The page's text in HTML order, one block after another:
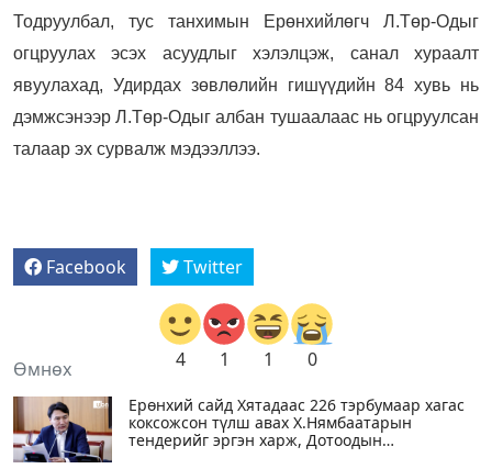
Тодруулбал, тус танхимын Ерөнхийлөгч Л.Төр-Одыг
огцруулах эсэх асуудлыг хэлэлцэж, санал хураалт
явуулахад, Удирдах зөвлөлийн гишүүдийн 84 хувь нь
дэмжсэнээр Л.Төр-Одыг албан тушаалаас нь огцруулсан
талаар эх сурвалж мэдээллээ.
Facebook Twitter
4 1 1 0
Өмнөх
Ерөнхий сайд Хятадаас 226 тэрбумаар хагас
коксожсон түлш авах Х.Нямбаатарын
тендерийг эргэн харж, Дотоодын